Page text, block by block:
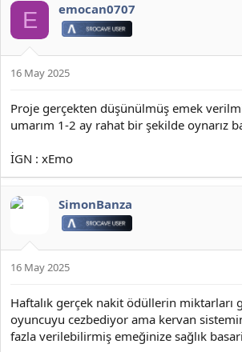
E emocan0707
16 May 2025
Proje gerçekten düşünülmüş emek
umarım 1-2 ay rahat bir şekilde oynarız
İGN : xEmo
SimonBanza
16 May 2025
Haftalık gerçek nakit ödüllerin miktarları
oyuncuyu cezbediyor ama kervan
fazla verilebilirmiş emeğinize sağlık